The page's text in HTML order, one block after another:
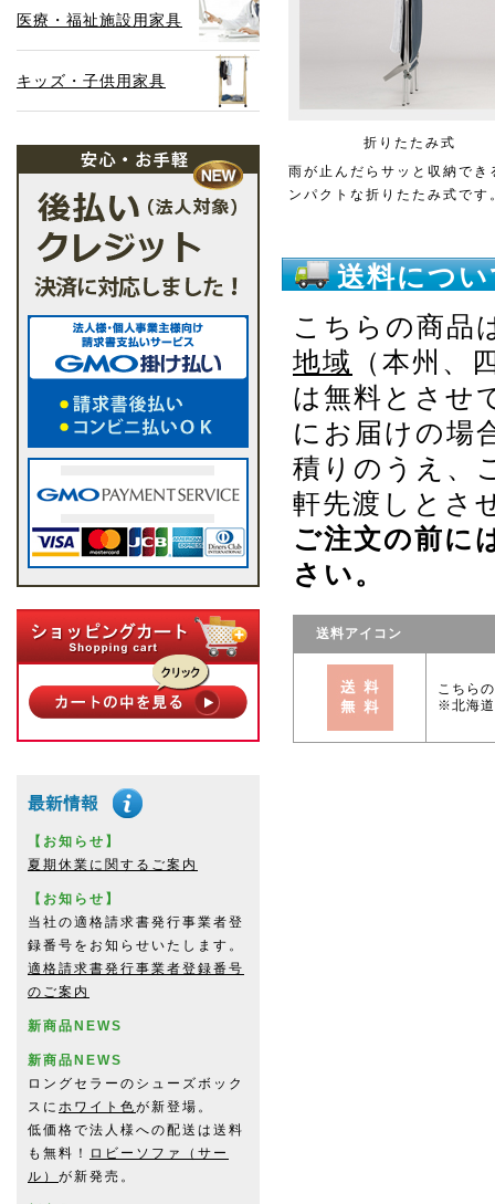
医療・福祉施設用家具
キッズ・子供用家具
【お知らせ】
夏期休業に関するご案内
【お知らせ】
当社の適格請求書発行事業者登
録番号をお知らせいたします。
適格請求書発行事業者登録番号
のご案内
新商品NEWS
新商品NEWS
ロングセラーのシューズボック
スに ホワイト色が新登場。
低価格で法人様への配送は送料
も無料！
ロビーソファ（サー
ル） が新発売。
折りたたみ式
雨が止んだらサッと収納でき
ンパクトな折りたたみ式です
送料につ
こちらの商品
地域
（本州、
は無料とさせ
にお届けの場
積りのうえ、
軒先渡しとさ
ご注文の前に
さい。
送料アイコン
こちら
※北海道